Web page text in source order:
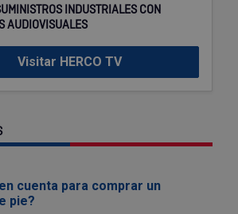
INDUSTRIALES CON
AUDIOVISUALES
Visitar HERCO TV
cuenta para comprar un
pie?